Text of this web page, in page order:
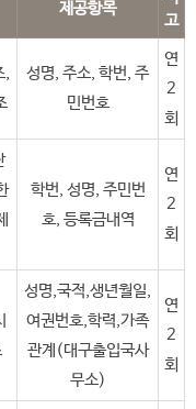
제공항목
고
,
성명, 주소, 학번, 주
민번호
연
2
회
학번, 성명, 주민번
호, 등록금내역
연
2
회
성명,국적,생년월일,
여권번호,학력,가족
관계(대구출입국사
무소)
연
2
회